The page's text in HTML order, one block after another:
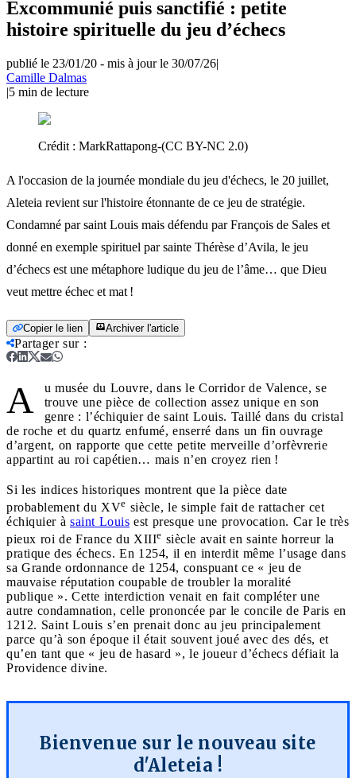
Excommunié puis sanctifié : petite
histoire spirituelle du jeu d’échecs
publié le 23/01/20 - mis à jour le 30/07/26|
Camille Dalmas
|5 min de lecture
Crédit : MarkRattapong-(CC BY-NC 2.0)
A l'occasion de la journée mondiale du jeu d'échecs, le 20 juillet,
Aleteia revient sur l'histoire étonnante de ce jeu de stratégie.
Condamné par saint Louis mais défendu par François de Sales et
donné en exemple spirituel par sainte Thérèse d’Avila, le jeu
d’échecs est une métaphore ludique du jeu de l’âme… que Dieu
veut mettre échec et mat !
Copier le lien Archiver l'article
Partager sur:
A
u musée du Louvre, dans le Corridor de Valence, se
trouve une pièce de collection assez unique en son
genre : l’échiquier de saint Louis. Taillé dans du cristal
de roche et du quartz enfumé, enserré dans un fin ouvrage
d’argent, on rapporte que cette petite merveille d’orfèvrerie
appartint au roi capétien… mais n’en croyez rien !
Si les indices historiques montrent que la pièce date
probablement du XVe siècle, le simple fait de rattacher cet
échiquier à saint Louis est presque une provocation. Car le très
pieux roi de France du XIIIe siècle avait en sainte horreur la
pratique des échecs. En 1254, il en interdit même l’usage dans
sa Grande ordonnance de 1254, conspuant ce « jeu de
mauvaise réputation coupable de troubler la moralité
publique ». Cette interdiction venait en fait compléter une
autre condamnation, celle prononcée par le concile de Paris en
1212. Saint Louis s’en prenait donc au jeu principalement
parce qu’à son époque il était souvent joué avec des dés, et
qu’en tant que « jeu de hasard », le joueur d’échecs défiait la
Providence divine.
Bienvenue sur le nouveau site
d'Aleteia !